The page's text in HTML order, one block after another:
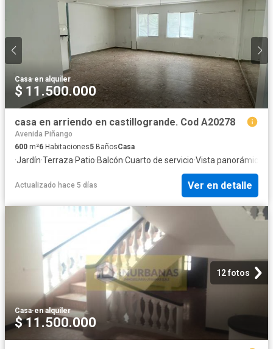
Casa·en alquiler
$ 11.500.000
casa en arriendo en castillogrande. Cod A20278
Avenida Piñango
600 m²6 Habitaciones5 BañosCasa
·Jardín·Terraza·Patio·Balcón·Cuarto de servicio·Vista panorámica
Actualizado hace 5 días Ver en detalle
12 fotos
Casa·en alquiler
$ 11.500.000